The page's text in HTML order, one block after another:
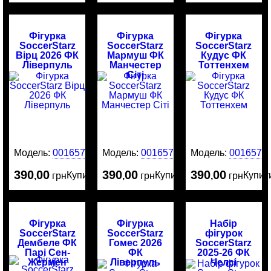
Фігурка
SoccerStarz
Вірц 2026 ФК
Ліверпуль
Модель:0016578
390,00 грнКупити
Фігурка
SoccerStarz
Мармуш ФК
Манчестер
Сіті
Модель:0016577
390,00 грнКупити
Фігурка
SoccerStarz
Кудус ФК
Тоттенхем
Модель: 0016576
390,00 грн
Фігурка
SoccerStarz
Дембеле ФК
Парі Сен-
Жермен
Фігурка
SoccerStarz
Гомес 2026
ФК
Ліверпуль
Набір
фігурок
SoccerStarz
2025-26 ФК
Челсі